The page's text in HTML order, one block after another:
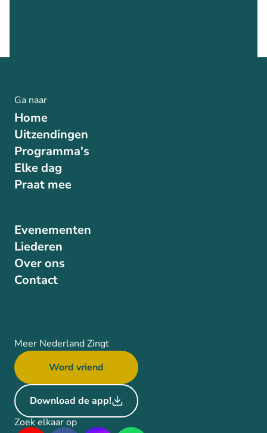
Ga naar
Home
Uitzendingen
Programma's
Elke dag
Praat mee
Evenementen
Liederen
Over ons
Contact
Meer Nederland Zingt
Word vriend
Download de app!
Zoek elkaar op